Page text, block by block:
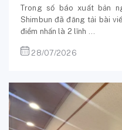
Trong số báo xuất bản
Shimbun đã đăng tải bài
điểm nhấn là 2 lĩnh ...
28/07/2026